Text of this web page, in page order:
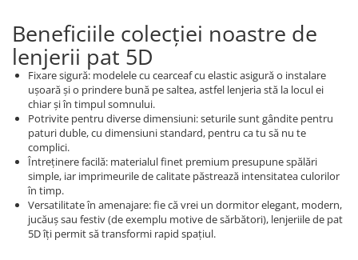
Beneficiile colecţiei noastre de
lenjerii pat 5D
Fixare sigură: modelele cu cearceaf cu elastic asigură o instalare
uşoară şi o prindere bună pe saltea, astfel lenjeria stă la locul ei
chiar şi în timpul somnului.
Potrivite pentru diverse dimensiuni: seturile sunt gândite pentru
paturi duble, cu dimensiuni standard, pentru ca tu să nu te
complici.
Întreţinere facilă: materialul finet premium presupune spălări
simple, iar imprimeurile de calitate păstrează intensitatea culorilor
în timp.
Versatilitate în amenajare: fie că vrei un dormitor elegant, modern,
jucăuş sau festiv (de exemplu motive de sărbători), lenjeriile de pat
5D îţi permit să transformi rapid spaţiul.